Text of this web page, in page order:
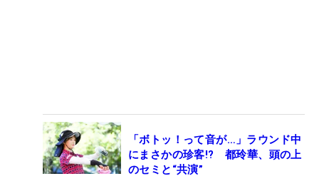
「ボトッ！って音が…」ラウンド中
にまさかの珍客!? 都玲華、頭の上
のセミと“共演”